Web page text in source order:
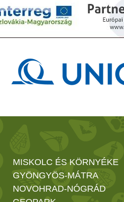
MISKOLC ÉS KÖRNYÉKE
GYÖNGYÖS-MÁTRA
NOVOHRAD-NÓGRÁD